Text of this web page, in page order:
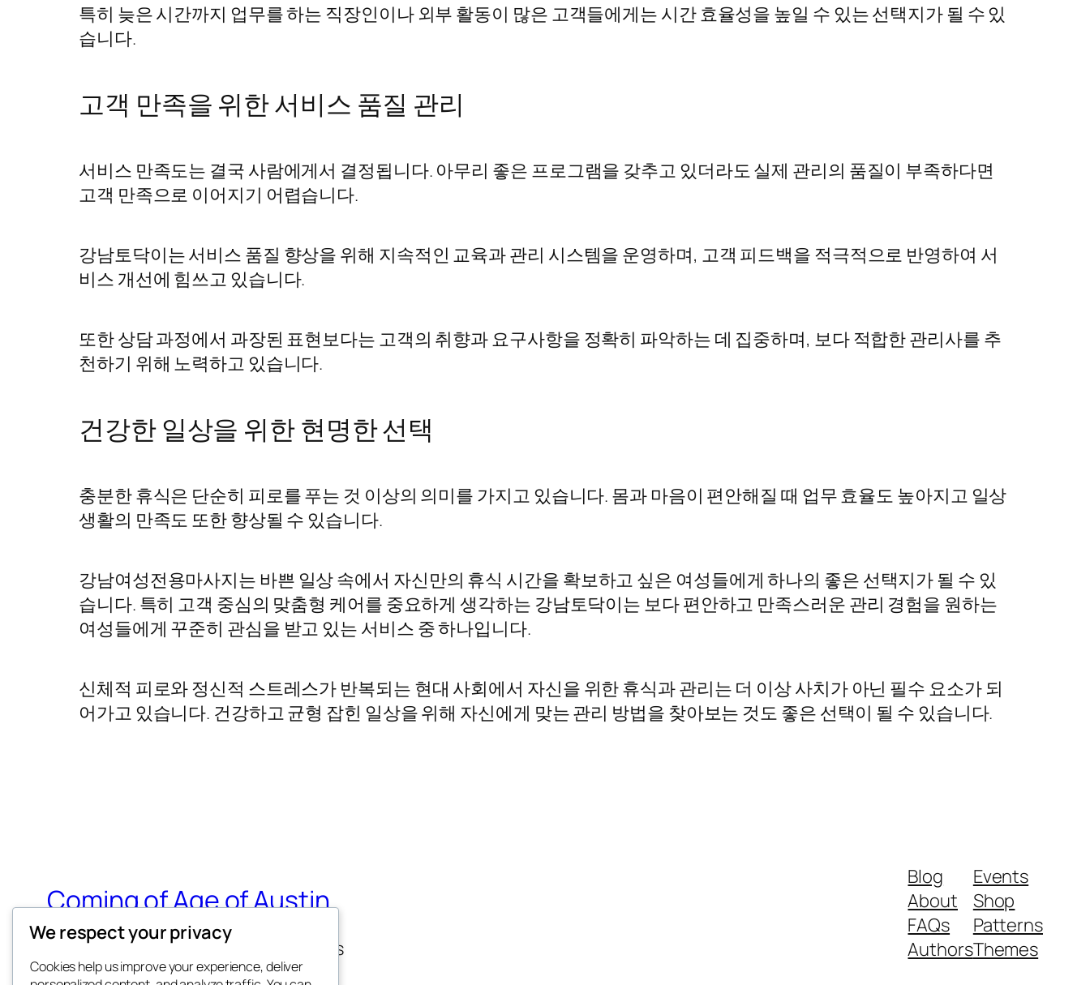
특히 늦은 시간까지 업무를 하는 직장인이나 외부 활동이 많은 고객들에게는 시간 효율성을 높일 수 있는 선택지가 될 수 있
습니다.
고객 만족을 위한 서비스 품질 관리
서비스 만족도는 결국 사람에게서 결정됩니다. 아무리 좋은 프로그램을 갖추고 있더라도 실제 관리의 품질이 부족하다면
고객 만족으로 이어지기 어렵습니다.
강남토닥이는 서비스 품질 향상을 위해 지속적인 교육과 관리 시스템을 운영하며, 고객 피드백을 적극적으로 반영하여 서
비스 개선에 힘쓰고 있습니다.
또한 상담 과정에서 과장된 표현보다는 고객의 취향과 요구사항을 정확히 파악하는 데 집중하며, 보다 적합한 관리사를 추
천하기 위해 노력하고 있습니다.
건강한 일상을 위한 현명한 선택
충분한 휴식은 단순히 피로를 푸는 것 이상의 의미를 가지고 있습니다. 몸과 마음이 편안해질 때 업무 효율도 높아지고 일상
생활의 만족도 또한 향상될 수 있습니다.
강남여성전용마사지는 바쁜 일상 속에서 자신만의 휴식 시간을 확보하고 싶은 여성들에게 하나의 좋은 선택지가 될 수 있
습니다. 특히 고객 중심의 맞춤형 케어를 중요하게 생각하는 강남토닥이는 보다 편안하고 만족스러운 관리 경험을 원하는
여성들에게 꾸준히 관심을 받고 있는 서비스 중 하나입니다.
신체적 피로와 정신적 스트레스가 반복되는 현대 사회에서 자신을 위한 휴식과 관리는 더 이상 사치가 아닌 필수 요소가 되
어가고 있습니다. 건강하고 균형 잡힌 일상을 위해 자신에게 맞는 관리 방법을 찾아보는 것도 좋은 선택이 될 수 있습니다.
Coming of Age of Austin
Helping people 50+ explore interests
Blog
About
FAQs
Authors
Events
Shop
Patterns
Themes
We respect your privacy
Cookies help us improve your experience, deliver